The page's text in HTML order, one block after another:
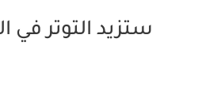
ستزيد التوتر في